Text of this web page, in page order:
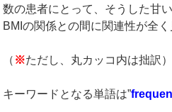
数の患者にとって、そうした甘
BMIの関係との間に関連性が全
（ ※ただし、丸カッコ内は拙訳）
キーワードとなる単語は”